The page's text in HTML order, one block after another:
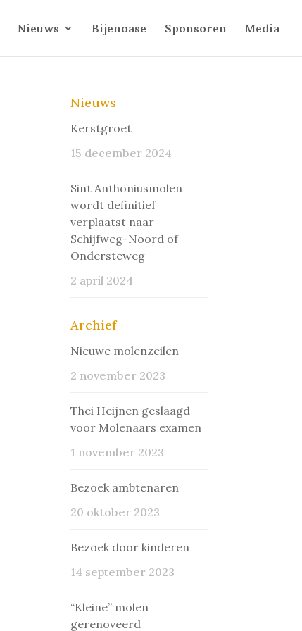
Nieuws Bijenoase Sponsoren Media
Nieuws
Kerstgroet
15 december 2024
Sint Anthoniusmolen
wordt definitief
verplaatst naar
Schijfweg-Noord of
Ondersteweg
2 april 2024
Archief
Nieuwe molenzeilen
2 november 2023
Thei Heijnen geslaagd
voor Molenaars examen
1 november 2023
Bezoek ambtenaren
20 oktober 2023
Bezoek door kinderen
14 september 2023
“Kleine” molen
gerenoveerd